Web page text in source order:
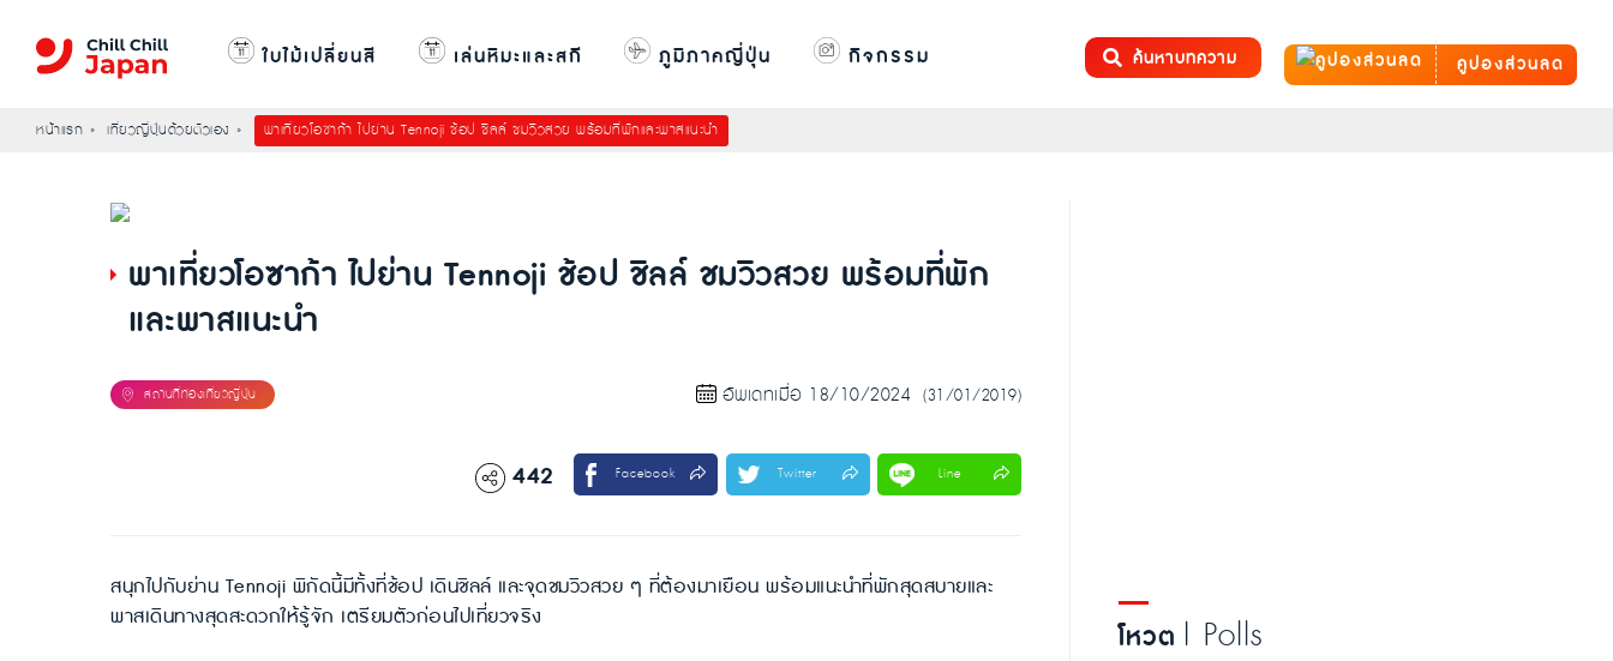
ใบไม้เปลี่ยนสี เล่นหิมะและสกี ภูมิภาคญี่ปุ่น กิจกรรม ค้นหาบทความ คูปองส่วนลด
หน้าแรก เที่ยวญี่ปุ่นด้วยตัวเอง พาเที่ยวโอซาก้า ไปย่าน Tennoji ช้อป ชิลล์ ชมวิวสวย พร้อมที่พักและพาสแนะนำ
พาเที่ยวโอซาก้า ไปย่าน Tennoji ช้อป ชิลล์ ชมวิวสวย พร้อมที่พัก
และพาสแนะนำ
อัพเดทเมื่อ 18/10/2024 (31/01/2019)
442 Facebook Twitter Line
สนุกไปกับย่าน Tennoji พิกัดนี้มีทั้งที่ช้อป เดินชิลล์ และจุดชมวิวสวย ๆ ที่ต้องมาเยือน พร้อมแนะนำที่พักสุดสบายและ
พาสเดินทางสุดสะดวกให้รู้จัก เตรียมตัวก่อนไปเที่ยวจริง
โหวต | Polls